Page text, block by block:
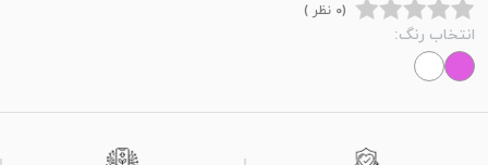
(0 نظر )
انتخاب رنگ: